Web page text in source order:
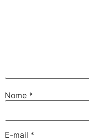
Nome *
E-mail *